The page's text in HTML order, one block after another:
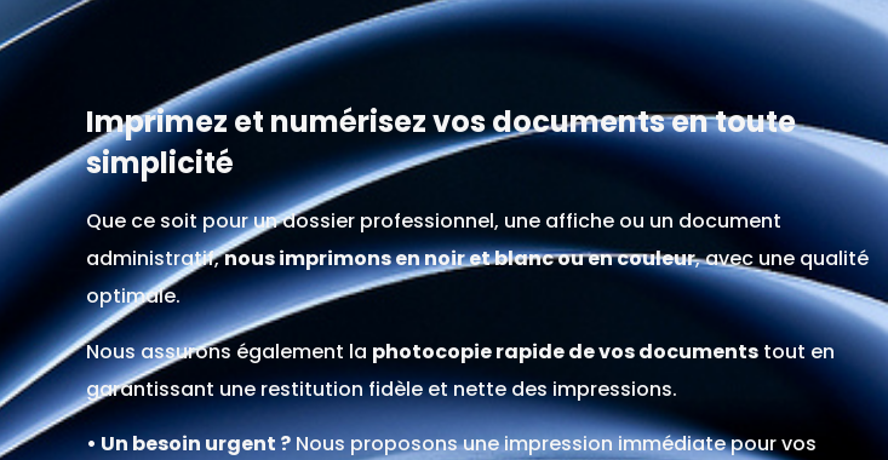
Imprimez et numérisez vos documents en toute
simplicité
Que ce soit pour un dossier professionnel, une affiche ou un document
administratif,nous imprimons en noir et blanc ou en couleur, avec une qualité
optimale.
Nous assurons également la photocopie rapide de vos documents tout en
garantissant une restitution fidèle et nette des impressions.
•Un besoin urgent ? Nous proposons une impression immédiate pour vos